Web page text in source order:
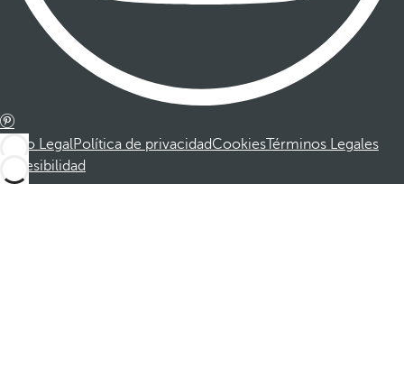
Aviso LegalPolítica de privacidadCookiesTérminos Legales
Accesibilidad